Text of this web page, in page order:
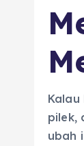
pilek,
ubah